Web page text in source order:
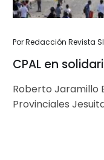
Por Redacción Revista
CPAL en
Roberto Jaramillo
Provinciales